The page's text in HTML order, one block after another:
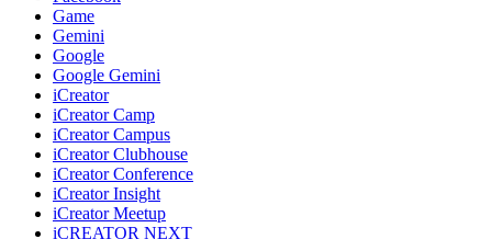
Game
Gemini
Google
Google Gemini
iCreator
iCreator Camp
iCreator Campus
iCreator Clubhouse
iCreator Conference
iCreator Insight
iCreator Meetup
iCREATOR NEXT